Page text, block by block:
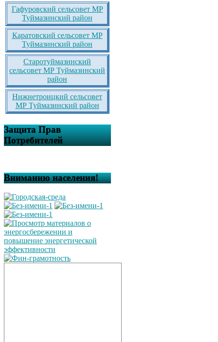
Гафуровский сельсовет МР
Туймазинский район
Каратовский сельсовет МР
Туймазинский район
Старотуймазинский
сельсовет МР Туймазинский
район
Нижнетроицкий сельсовет
МР Туймазинский район
Защита Прав
Потребителей
Вниманию населения!